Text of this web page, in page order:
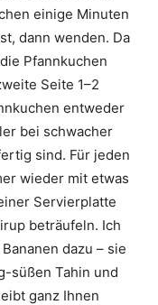
einige Minuten
dann wenden. Da
Pfannkuchen
Seite 1–2
entweder
bei schwacher
sind. Für jeden
wieder mit etwas
Servierplatte
beträufeln. Ich
dazu – sie
süßen Tahin und
ganz Ihnen